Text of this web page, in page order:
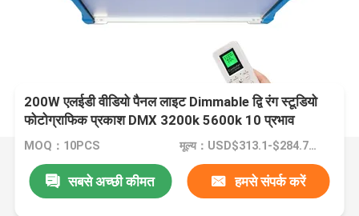
200W एलईडी वीडियो पैनल लाइट Dimmable द्वि रंग स्टूडियो
फोटोग्राफिक प्रकाश DMX 3200k 5600k 10 प्रभाव
MOQ：10PCS मूल्य：USD$313.1-$284.7/pcs
सबसे अच्छी कीमत हमसे संपर्क करें